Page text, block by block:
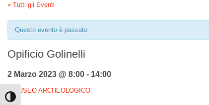
Attiva/disattiva alto contrasto
« Tutti gli Eventi
Questo evento è passato.
Opificio Golinelli
2 Marzo 2023 @ 8:00 - 14:00
«MUSEO ARCHEOLOGICO